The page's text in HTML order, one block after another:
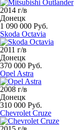
2014 г/в
Донецк
1 090 000 Руб.
Skoda Octavia
2011 г/в
Донецк
370 000 Руб.
Opel Astra
2008 г/в
Донецк
310 000 Руб.
Chevrolet Cruze